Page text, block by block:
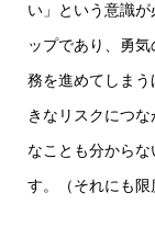
い」という意識
ップであり、勇
務を進めてしま
きなリスクにつ
なことも分から
す。（それにも限